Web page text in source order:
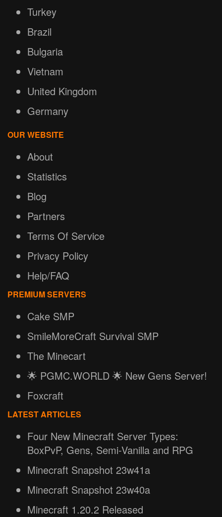
Turkey
Brazil
Bulgaria
Vietnam
United Kingdom
Germany
OUR WEBSITE
About
Statistics
Blog
Partners
Terms Of Service
Privacy Policy
Help/FAQ
PREMIUM SERVERS
Cake SMP
SmileMoreCraft Survival SMP
The Minecart
🌟 PGMC.WORLD 🌟 New Gens Server!
Foxcraft
LATEST ARTICLES
Four New Minecraft Server Types:
BoxPvP, Gens, Semi-Vanilla and RPG
Minecraft Snapshot 23w41a
Minecraft Snapshot 23w40a
Minecraft 1.20.2 Released